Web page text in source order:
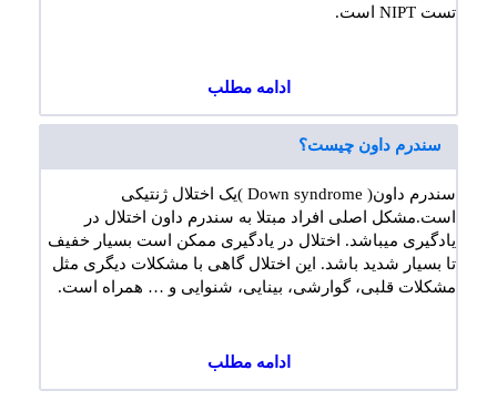
تست NIPT است.
ادامه مطلب
سندرم داون چیست؟
سندرم داون( Down syndrome )یک اختلال ژنتیکی
است.مشکل اصلی افراد مبتلا به سندرم داون اختلال در
یادگیری میباشد. اختلال در یادگیری ممکن است بسیار خفیف
تا بسیار شدید باشد. این اختلال گاهی با مشکلات دیگری مثل
مشکلات قلبی، گوارشی، بینایی، شنوایی و … همراه است.
ادامه مطلب